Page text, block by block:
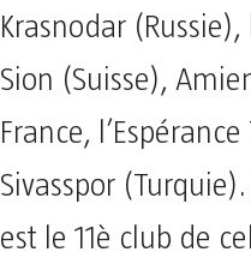
Krasnodar
Sion (Suisse),
France,
Sivasspor
est le 11è club de